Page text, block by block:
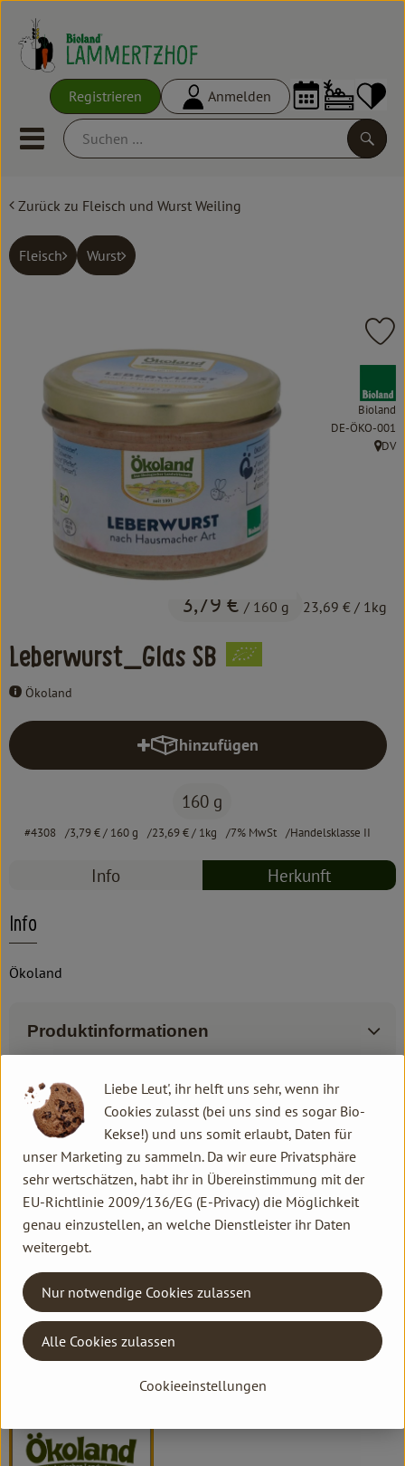
Registrieren Anmelden
Mobiles Menu öffnen oder
Ökokisten
Frisches
Großgebinde
Kochen & Backen
Süß & Pikant
Getränke
Haushalt
Erleben
Zurück zu Fleisch und Wurst Weiling
Fleisch Wurst
Leberwurst_Glas SB
Ökoland
3,79 € / 160 g 23,69 € / 1kg
Bioland
, Kontrollstelle:
DE-ÖKO-001
,DV
hinzufügen
Produkt zum Warenkorb
160 g
#4308 3,79 €/ 160 g 23,69 €/ 1kg 7% MwSt Handelsklasse II
Info Herkunft
Info
Ökoland
Produktinformationen
Zutaten
Produktdatenblatt
Herkunft
Hersteller: ÖKL
DV
Liebe Leut', ihr helft uns sehr, wenn ihr
Cookies zulasst (bei uns sind es sogar Bio-
Kekse!) und uns somit erlaubt, Daten für
unser Marketing zu sammeln. Da wir eure Privatsphäre
sehr wertschätzen, habt ihr in Übereinstimmung mit der
EU-Richtlinie 2009/136/EG (E-Privacy) die Möglichkeit
genau einzustellen, an welche Dienstleister ihr Daten
weitergebt.
Cookieeinstellungen
Nur notwendige Cookies zulassen
Alle Cookies zulassen